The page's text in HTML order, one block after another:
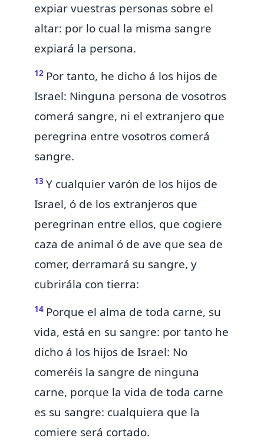
expiar vuestras personas sobre el
altar: por lo cual la misma sangre
expiará la persona.
12 Por tanto, he dicho á los hijos de
Israel: Ninguna persona de vosotros
comerá sangre, ni el extranjero que
peregrina entre vosotros comerá
sangre.
13 Y cualquier varón de los hijos de
Israel, ó de los extranjeros que
peregrinan entre ellos, que cogiere
caza de animal ó de ave que sea de
comer, derramará su sangre, y
cubrirála con tierra:
14 Porque el alma de toda carne, su
vida, está en su sangre: por tanto he
dicho á los hijos de Israel: No
comeréis la sangre de ninguna
carne, porque la vida de toda carne
es su sangre: cualquiera que la
comiere será cortado.